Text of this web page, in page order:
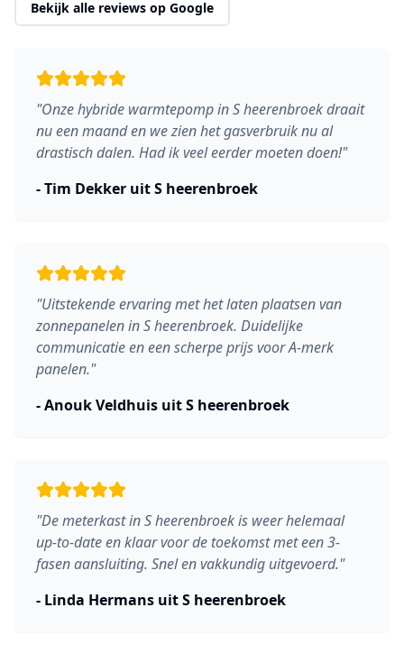
Bekijk alle reviews op Google
"Onze hybride warmtepomp in S heerenbroek draait
nu een maand en we zien het gasverbruik nu al
drastisch dalen. Had ik veel eerder moeten doen!"
-Tim Dekker uitS heerenbroek
"Uitstekende ervaring met het laten plaatsen van
zonnepanelen in S heerenbroek. Duidelijke
communicatie en een scherpe prijs voor A-merk
panelen."
-Anouk Veldhuis uitS heerenbroek
"De meterkast in S heerenbroek is weer helemaal
up-to-date en klaar voor de toekomst met een 3-
fasen aansluiting. Snel en vakkundig uitgevoerd."
- Linda Hermans uitS heerenbroek